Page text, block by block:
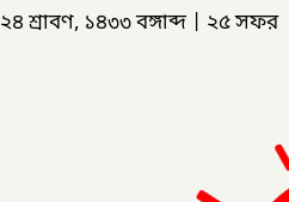
২৪ শ্রাবণ, ১৪৩৩ বঙ্গাব্দ
২৫ সফর